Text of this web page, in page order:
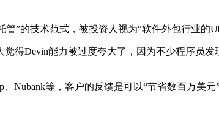
”的技术范式，被投资人视为“软件外包行业的
得Devin能力被过度夸大了，因为不少程序员
Nubank等，客户的反馈是可以“节省数百万美元